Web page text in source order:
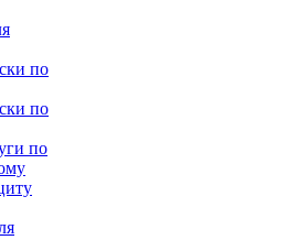
по
по
по